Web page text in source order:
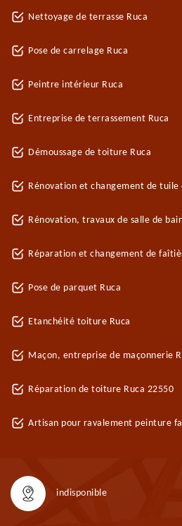
Nettoyage de terrasse Ruca
Pose de carrelage Ruca
Peintre intérieur Ruca
Entreprise de terrassement Ruca
Démoussage de toiture Ruca
Rénovation et changement de tuile
Rénovation, travaux de salle de
Réparation et changement de
Pose de parquet Ruca
Etanchéité toiture Ruca
Maçon, entreprise de maçonnerie
Réparation de toiture Ruca 22550
Artisan pour ravalement peinture
indisponible